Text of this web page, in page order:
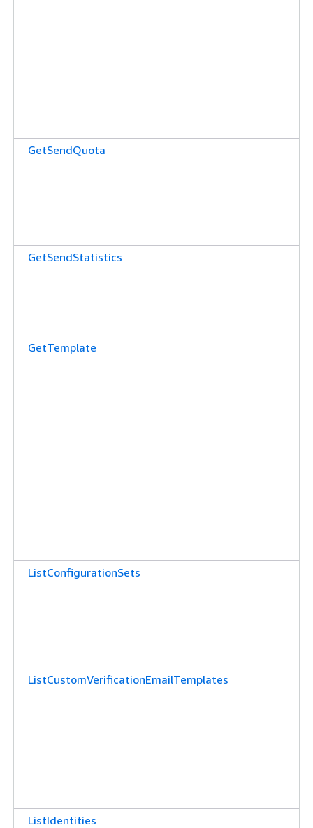
GetSendQuota
GetSendStatistics
GetTemplate
ListConfigurationSets
ListCustomVerificationEmailTemplates
ListIdentities